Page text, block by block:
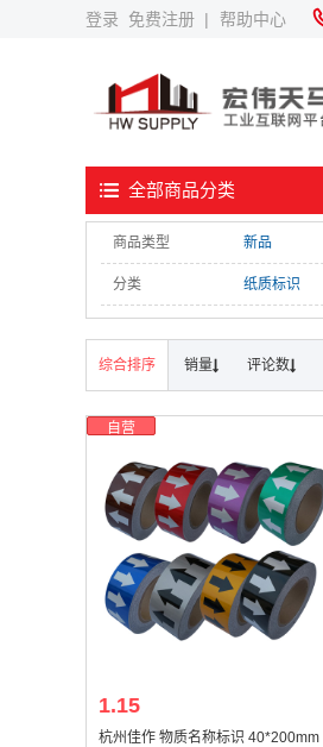
登录 免费注册 | 帮助中心
全部商品分类
商品类型 新品
分类 纸质标识
综合排序 销量 评论数
1.15
杭州佳作 物质名称标识 40*200mm
自营